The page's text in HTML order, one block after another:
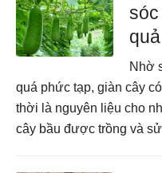
quả
Nhờ
quá phức tạp, giàn cây
thời là nguyên liệu cho
cây bầu được trồng và